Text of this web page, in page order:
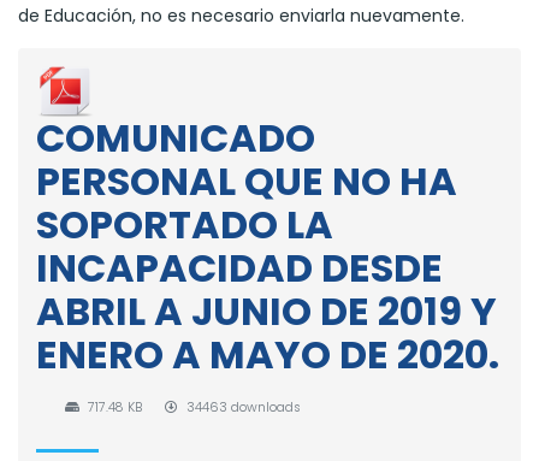
de Educación, no es necesario enviarla nuevamente.
COMUNICADO
PERSONAL QUE NO HA
SOPORTADO LA
INCAPACIDAD DESDE
ABRIL A JUNIO DE 2019 Y
ENERO A MAYO DE 2020.
717.48 KB 34463 downloads